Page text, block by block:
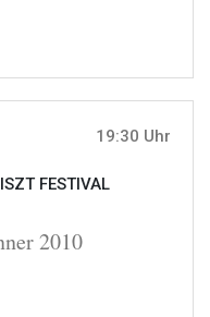
19:30 Uhr
FESTIVAL
2010